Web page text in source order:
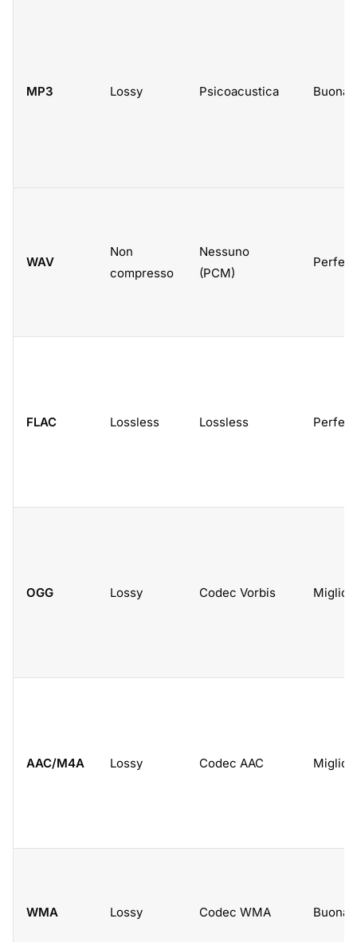
MP3 Lossy Psicoacustica Buona
WAV
Non
compresso
Nessuno
(PCM)
FLAC Lossless Lossless
OGG Lossy Codec Vorbis
AAC/M4A Lossy Codec AAC
WMA Lossy Codec WMA Buona